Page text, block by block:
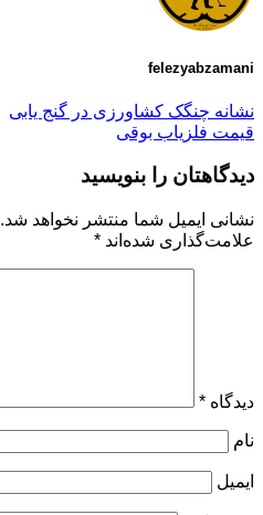
felezyabzamani
نشانه چنگک کشاورزی در گنج یابی
قیمت فلزیاب بوقی
دیدگاهتان را بنویسید
نشانی ایمیل شما منتشر نخواهد شد.
علامت‌گذاری شده‌اند *
دیدگاه *
نام
ایمیل